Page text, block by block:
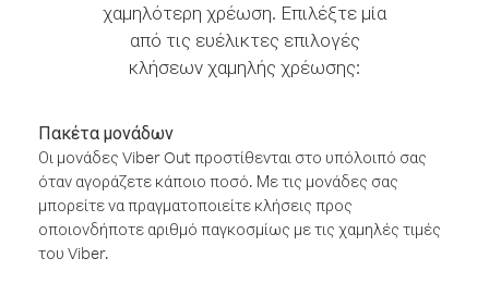
χαμηλότερη χρέωση. Επιλέξτε μία
από τις ευέλικτες επιλογές
κλήσεων χαμηλής χρέωσης:
Πακέτα μονάδων
Οι μονάδες Viber Out προστίθενται στο υπόλοιπό σας
όταν αγοράζετε κάποιο ποσό. Με τις μονάδες σας
μπορείτε να πραγματοποιείτε κλήσεις προς
οποιονδήποτε αριθμό παγκοσμίως με τις χαμηλές τιμές
του Viber.